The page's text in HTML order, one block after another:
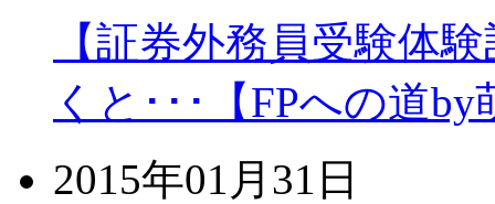
【証券外務員受験体
くと･･･【FPへの道by
2015年01月31日